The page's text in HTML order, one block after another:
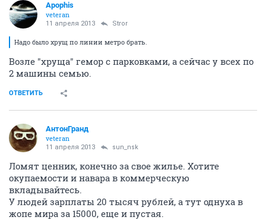
Apophis
veteran
11 апреля 2013 Stror
Надо было хрущ по линии метро брать.
Возле "хруща" гемор с парковками, а сейчас у всех по
2 машины семью.
ОТВЕТИТЬ
АнтонГранд
veteran
11 апреля 2013 sun_nsk
Ломят ценник, конечно за свое жилье. Хотите
окупаемости и навара в коммерческую
вкладывайтесь.
У людей зарплаты 20 тысяч рублей, а тут однуха в
жопе мира за 15000, еще и пустая.